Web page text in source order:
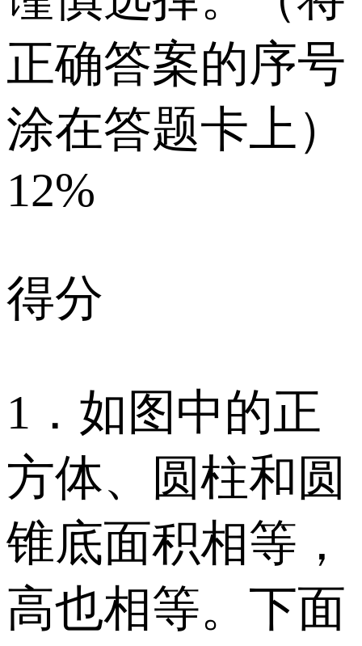
正确答案的序号
涂在答题卡上）
12%
得分
1．如图中的正
方体、圆柱和圆
锥底面积相等，
高也相等。下面